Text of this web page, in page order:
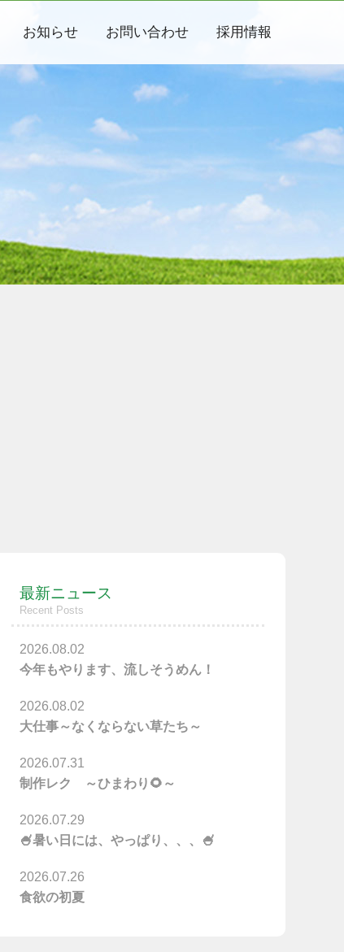
お知らせ お問い合わせ 採用情報
最新ニュース
Recent Posts
今年もやります、流しそうめん！
2026.08.02
大仕事～なくならない草たち～
2026.08.02
制作レク ～ひまわり🌻～
2026.07.31
🍧暑い日には、やっぱり、、、🍧
2026.07.29
食欲の初夏
2026.07.26